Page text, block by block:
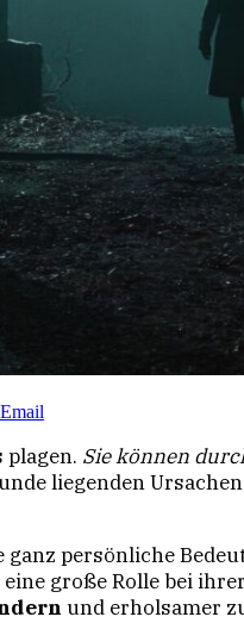
Email
Sie können
liegenden
persönliche
große Rolle bei
und erholsamer